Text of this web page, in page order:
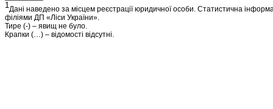
1Дані наведено за місцем реєстрації юридичної особи. Статистична
філіями ДП «Ліси України».
Тире (-) – явищ не було.
Крапки (…) – відомості відсутні.